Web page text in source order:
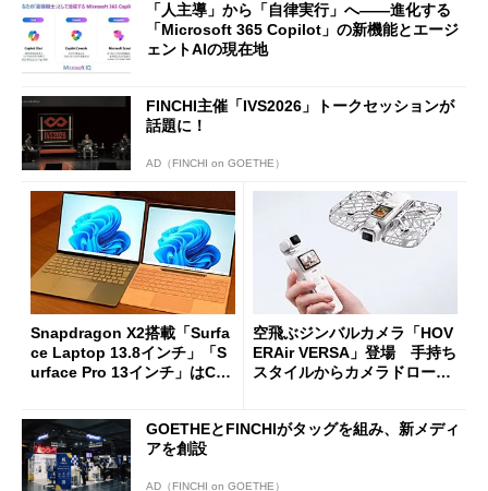
「人主導」から「自律実行」へ――進化する
「Microsoft 365 Copilot」の新機能とエージ
ェントAIの現在地
FINCHI主催「IVS2026」トークセッションが
話題に！
AD（FINCHI on GOETHE）
Snapdragon X2搭載「Surfa
ce Laptop 13.8インチ」「S
urface Pro 13インチ」はCop
た
空飛ぶジンバルカメラ「HOV
ERAir VERSA」登場 手持ち
スタイルからカメラドローン
GOETHEとFINCHIがタッグを組み、新メディ
アを創設
AD（FINCHI on GOETHE）